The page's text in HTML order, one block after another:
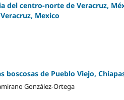
del centro-norte de Veracruz,
Mexico
de Pueblo Viejo,
González-Ortega